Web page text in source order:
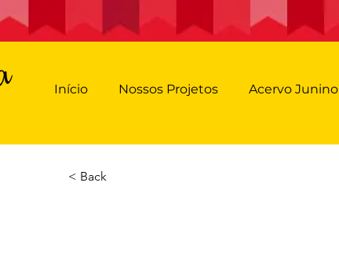
Início Nossos Projetos Acervo Junino
< Back